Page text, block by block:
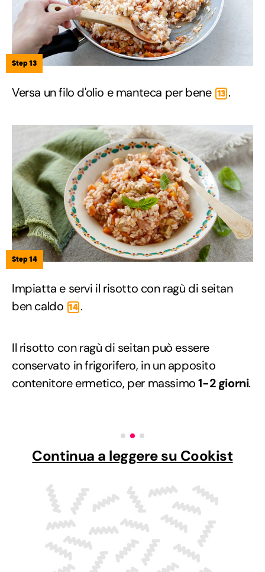
Step 13
Versa un filo d'olio e manteca per bene 13 .
Step 14
Impiatta e servi il risotto con ragù di seitan
ben caldo 14 .
Il risotto con ragù di seitan può essere
conservato in frigorifero, in un apposito
contenitore ermetico, per massimo1-2 giorni.
Continua a leggere su Cookist